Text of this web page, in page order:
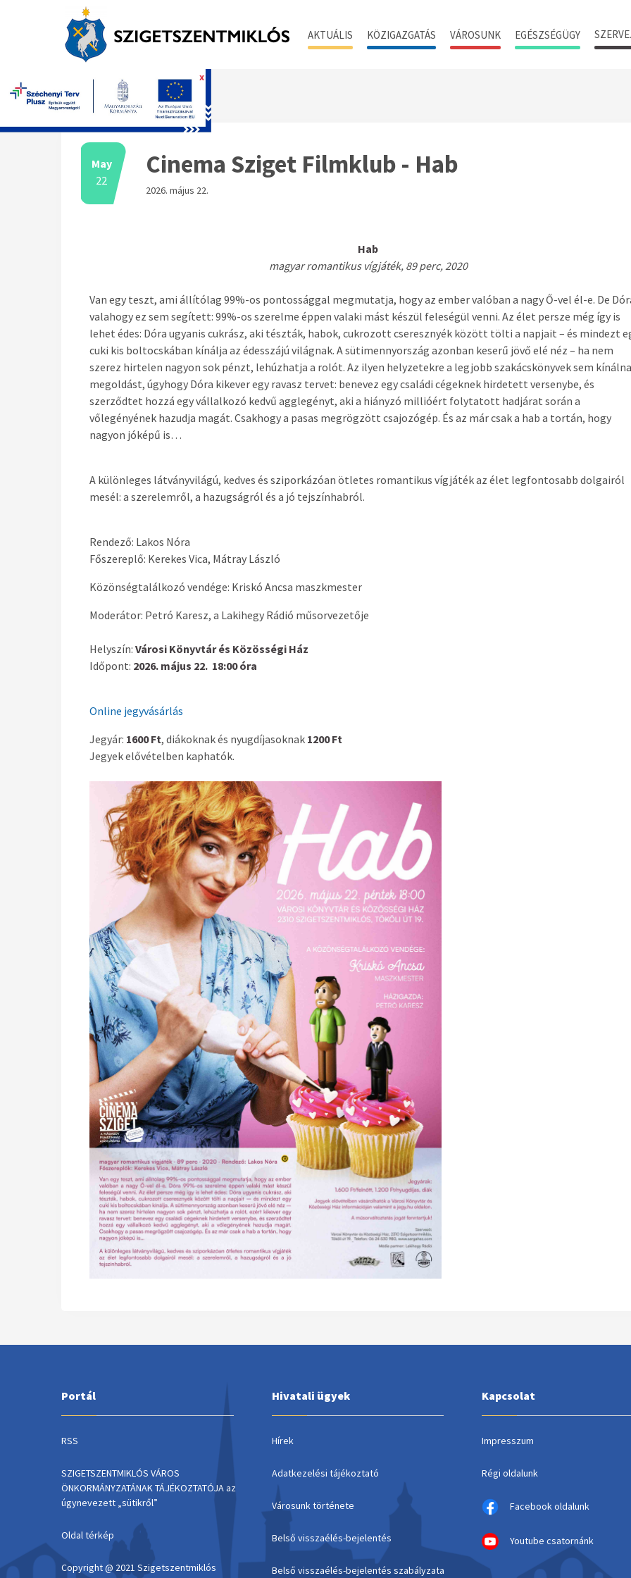
AKTUÁLIS KÖZIGAZGATÁS VÁROSUNK EGÉSZSÉGÜGY
x
Főoldal
May
22
Cinema Sziget Filmklub - Hab
2026. május 22.
Hab
magyar romantikus vígjáték, 89 perc, 2020
Van egy teszt, ami állítólag 99%-os pontossággal megmutatja, hogy az ember valóban a nagy Ő-vel él-e. De
valahogy ez sem segített: 99%-os szerelme éppen valaki mást készül feleségül venni. Az élet persze még így is
lehet édes: Dóra ugyanis cukrász, aki tészták, habok, cukrozott cseresznyék között tölti a napjait – és mindezt
cuki kis boltocskában kínálja az édesszájú világnak. A sütimennyország azonban keserű jövő elé néz – ha nem
szerez hirtelen nagyon sok pénzt, lehúzhatja a rolót. Az ilyen helyzetekre a legjobb szakácskönyvek sem
megoldást, úgyhogy Dóra kikever egy ravasz tervet: benevez egy családi cégeknek hirdetett versenybe, és
szerződtet hozzá egy vállalkozó kedvű agglegényt, aki a hiányzó millióért folytatott hadjárat során a
vőlegényének hazudja magát. Csakhogy a pasas megrögzött csajozógép. És az már csak a hab a tortán, hogy
nagyon jóképű is…
A különleges látványvilágú, kedves és sziporkázóan ötletes romantikus vígjáték az élet legfontosabb dolgairól
mesél: a szerelemről, a hazugságról és a jó tejszínhabról.
Rendező: Lakos Nóra
Főszereplő: Kerekes Vica, Mátray László
Közönségtalálkozó vendége: Kriskó Ancsa maszkmester
Moderátor: Petró Karesz, a Lakihegy Rádió műsorvezetője
Helyszín: Városi Könyvtár és Közösségi Ház
Időpont: 2026. május 22. 18:00 óra
Online jegyvásárlás
Jegyár: 1600 Ft, diákoknak és nyugdíjasoknak 1200 Ft
Jegyek elővételben kaphatók.
Portál
RSS
SZIGETSZENTMIKLÓS VÁROS
ÖNKORMÁNYZATÁNAK TÁJÉKOZTATÓJA az
úgynevezett „sütikről”
Oldal térkép
Copyright @ 2021 Szigetszentmiklós
Hivatali ügyek
Hírek
Adatkezelési tájékoztató
Városunk története
Belső visszaélés-bejelentés
Belső visszaélés-bejelentés szabályzata
Kapcsolat
Impresszum
Régi oldalunk
Facebook oldalunk
Youtube csatornánk